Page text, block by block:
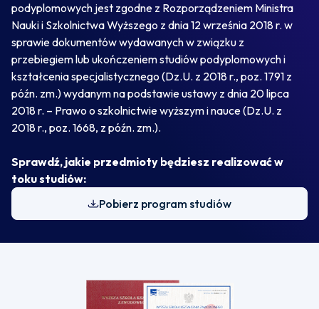
podyplomowych jest zgodne z Rozporządzeniem Ministra
Nauki i Szkolnictwa Wyższego z dnia 12 września 2018 r. w
sprawie dokumentów wydawanych w związku z
przebiegiem lub ukończeniem studiów podyplomowych i
kształcenia specjalistycznego (Dz.U. z 2018 r., poz. 1791 z
późn. zm.) wydanym na podstawie ustawy z dnia 20 lipca
2018 r. – Prawo o szkolnictwie wyższym i nauce (Dz.U. z
2018 r., poz. 1668, z późn. zm.).
Sprawdź, jakie przedmioty będziesz realizować w
toku studiów:
Pobierz program studiów